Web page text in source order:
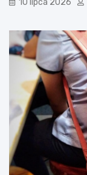
10 lipca 2026